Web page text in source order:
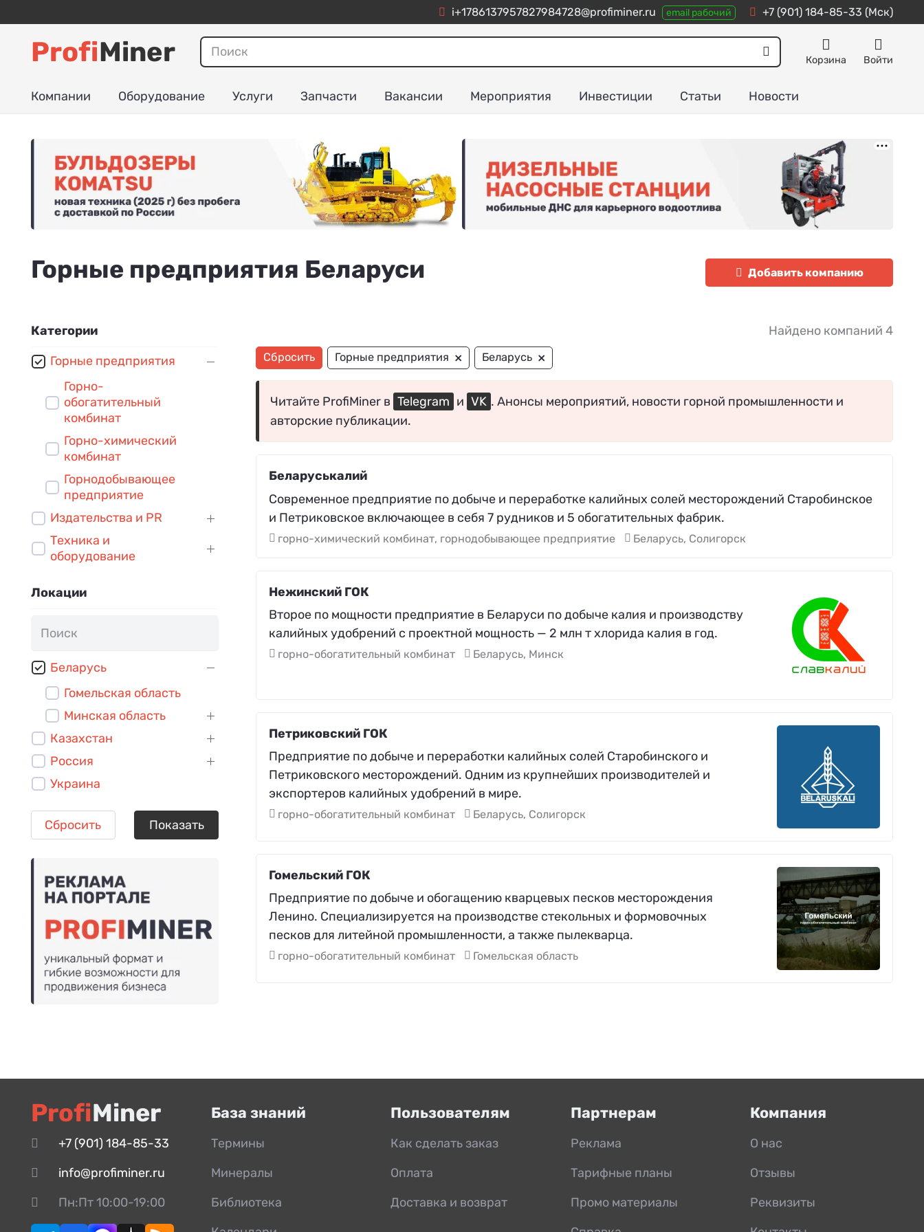
i+1786137957827984728@profiminer.ru email рабочий +7 (901) 184-85-33 (Мск)
ProfiMiner Корзина Войти
Компании Оборудование Услуги Запчасти Вакансии Мероприятия Инвестиции Статьи Новости
Горные предприятия Беларуси Добавить компанию
Категории
Горные предприятия
Горно-
обогатительный
комбинат
Горно-химический
комбинат
Горнодобывающее
предприятие
Издательства и PR
Техника и
оборудование
Локации
Беларусь
Гомельская область
Минская область
Казахстан
Россия
Украина
Показать
Сбросить
Найдено компаний 4
Сбросить Горные предприятия × Беларусь ×
Читайте ProfiMiner в Telegram и VK . Анонсы мероприятий, новости горной промышленности и
авторские публикации.
Беларуськалий
Современное предприятие по добыче и переработке калийных солей месторождений Старобинское
и Петриковское включающее в себя 7 рудников и 5 обогатительных фабрик.
горно-химический комбинат, горнодобывающее предприятие Беларусь, Солигорск
Нежинский ГОК
Второе по мощности предприятие в Беларуси по добыче калия и производству
калийных удобрений с проектной мощность — 2 млн т хлорида калия в год.
горно-обогатительный комбинат Беларусь, Минск
Петриковский ГОК
Предприятие по добыче и переработки калийных солей Старобинского и
Петриковского месторождений. Одним из крупнейших производителей и
экспортеров калийных удобрений в мире.
горно-обогатительный комбинат Беларусь, Солигорск
Гомельский ГОК
Предприятие по добыче и обогащению кварцевых песков месторождения
Ленино. Специализируется на производстве стекольных и формовочных
песков для литейной промышленности, а также пылекварца.
горно-обогатительный комбинат Гомельская область
ProfiMiner
+7 (901) 184-85-33
info@profiminer.ru
Пн:Пт 10:00-19:00
База знаний
Термины
Минералы
Библиотека
Пользователям
Как сделать заказ
Оплата
Доставка и возврат
Партнерам
Реклама
Тарифные планы
Промо материалы
Компания
О нас
Отзывы
Реквизиты